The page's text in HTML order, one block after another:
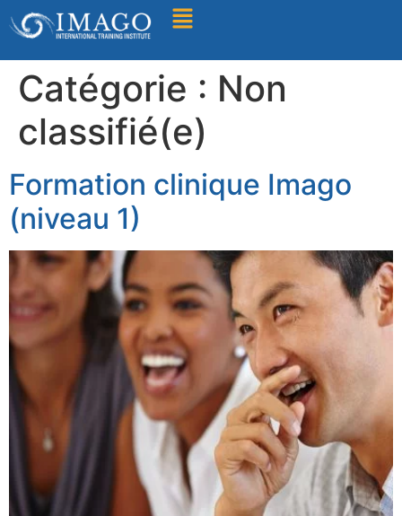
Find A Training
Catégorie : Non
classifié(e)
Formation clinique Imago
(niveau 1)